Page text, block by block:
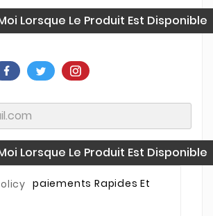
Lorsque Le Produit Est Disponible
Lorsque Le Produit Est Disponible
Paiements Rapides Et